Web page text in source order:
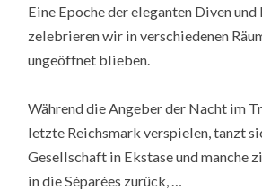
Eine Epoche der eleganten Diven und
zelebrieren wir in verschiedenen
ungeöffnet blieben.
Während die Angeber der Nacht im
letzte Reichsmark verspielen, tanzt
Gesellschaft in Ekstase und manche
in die Séparées zurück, …